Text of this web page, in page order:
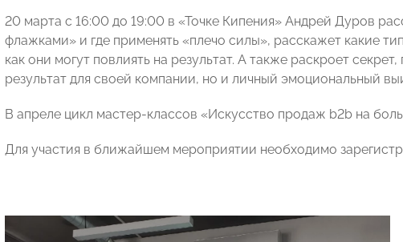
20 марта с 16:00 до 19:00 в «Точке Кипения» Андрей Дуров
флажками» и где применять «плечо силы», расскажет какие
как они могут повлиять на результат. А также раскроет
результат для своей компании, но и личный эмоциональный
В апреле цикл мастер-классов «Искусство продаж b2b на
Для участия в ближайшем мероприятии необходимо